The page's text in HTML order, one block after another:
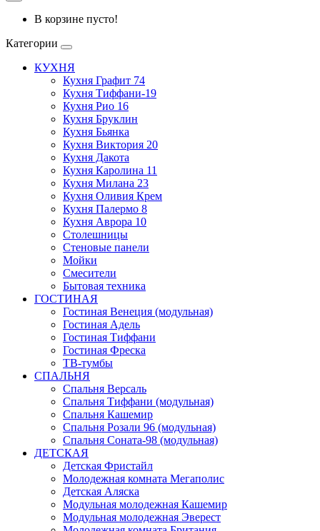
В корзине пусто!
Категории
КУХНЯ
Кухня Графит 74
Кухня Тиффани-19
Кухня Рио 16
Кухня Бруклин
Кухня Бьянка
Кухня Виктория 20
Кухня Дакота
Кухня Каролина 11
Кухня Милана 23
Кухня Оливия Крем
Кухня Палермо 8
Кухня Аврора 10
Столешницы
Стеновые панели
Мойки
Смесители
Бытовая техника
ГОСТИНАЯ
Гостиная Венеция (модульная)
Гостиная Адель
Гостиная Тиффани
Гостиная Фреска
ТВ-тумбы
СПАЛЬНЯ
Спальня Версаль
Спальня Тиффани (модульная)
Спальня Кашемир
Спальня Розали 96 (модульная)
Спальня Соната-98 (модульная)
ДЕТСКАЯ
Детская Фристайл
Молодежная комната Мегаполис
Детская Аляска
Модульная молодежная Кашемир
Модульная молодежная Эверест